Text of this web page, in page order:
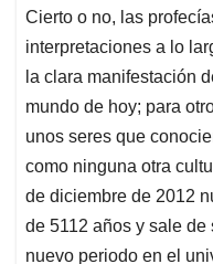
Cierto o no, las
interpretaciones a lo
la clara manifestación
mundo de hoy; para
unos seres que
como ninguna otra
de diciembre de 2012
de 5112 años y sale
nuevo periodo en el